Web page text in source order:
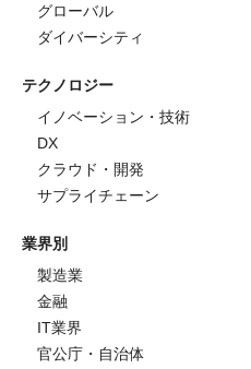
グローバル
ダイバーシティ
テクノロジー
イノベーション・技術
DX
クラウド・開発
サプライチェーン
業界別
製造業
金融
IT業界
官公庁・自治体